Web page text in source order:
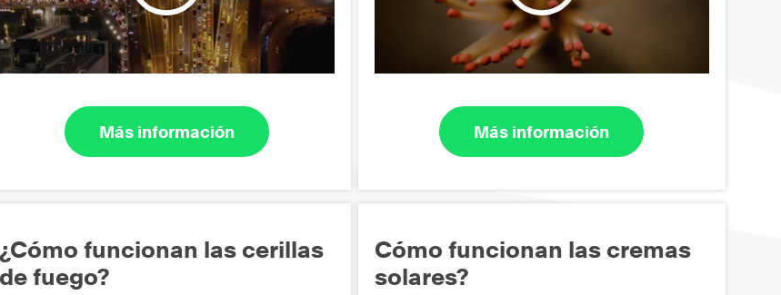
Más información Más información
¿Cómo funcionan las cerillas
de fuego?
Cómo funcionan las cremas
solares?